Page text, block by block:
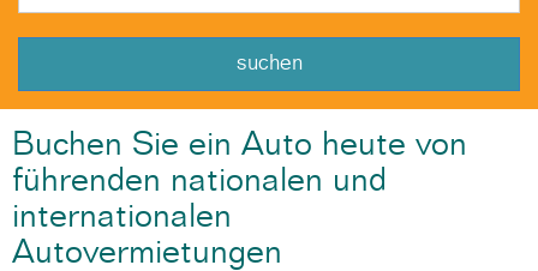
suchen
Buchen Sie ein Auto heute von
führenden nationalen und
internationalen
Autovermietungen